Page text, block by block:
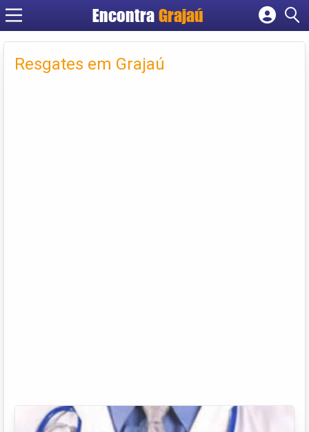
Encontra Grajaú
Cadastrar empresa
Criar conta
Resgates em Grajaú